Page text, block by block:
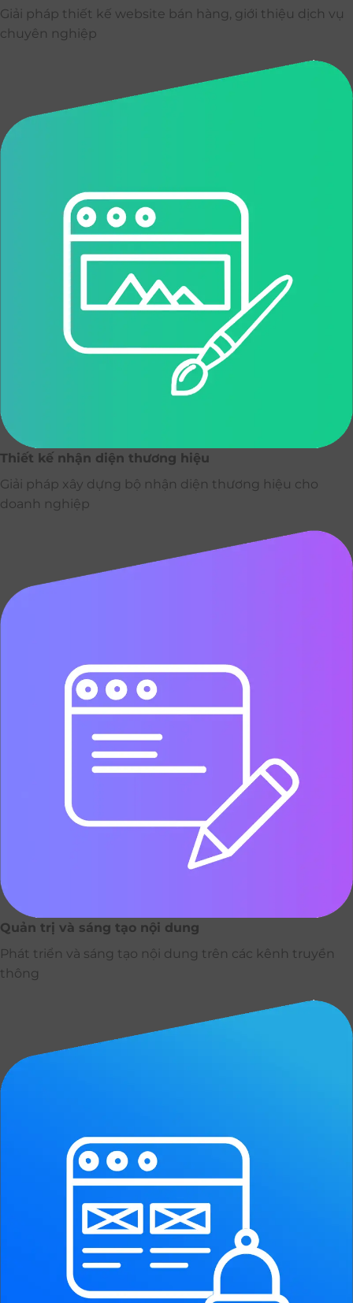
Giải pháp thiết kế website bán hàng, giới thiệu dịch vụ
chuyên nghiệp
Thiết kế nhận diện thương hiệu
Giải pháp xây dựng bộ nhận diện thương hiệu cho
doanh nghiệp
Quản trị và sáng tạo nội dung
Phát triển và sáng tạo nội dung trên các kênh truyền
thông